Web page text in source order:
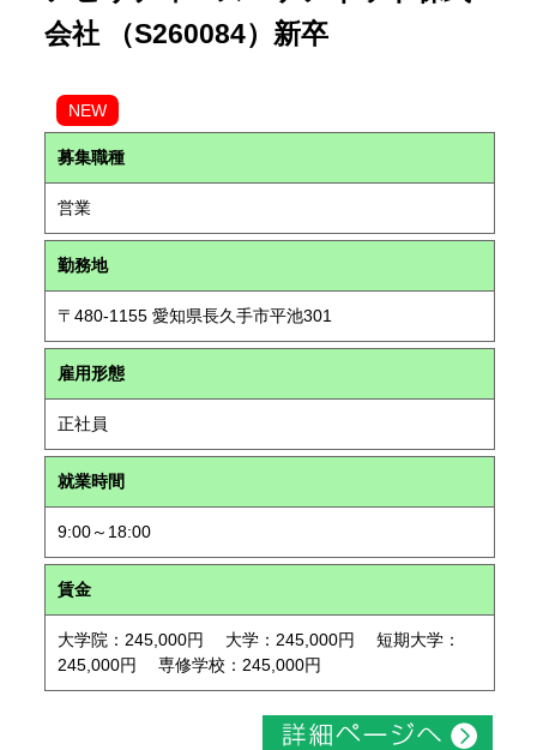
会社 （S260084）新卒
NEW
募集職種
営業
勤務地
〒480-1155 愛知県長久手市平池301
雇用形態
正社員
就業時間
9:00～18:00
賃金
大学院：245,000円 大学：245,000円 短期大学：
245,000円 専修学校：245,000円